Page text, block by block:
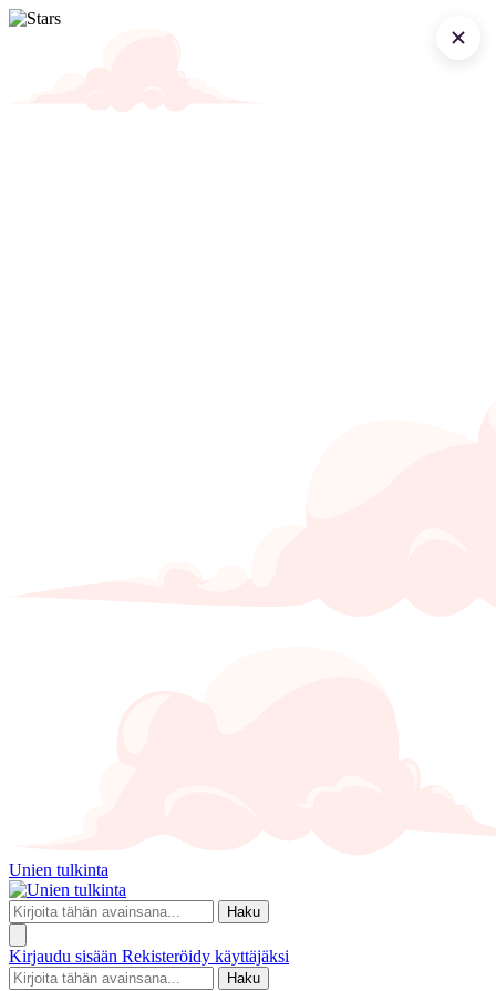
Unien tulkinta
Haku
Kirjaudu sisään Rekisteröidy käyttäjäksi
Haku